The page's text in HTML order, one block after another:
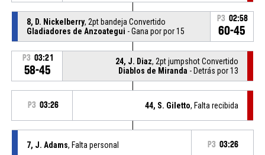
8, D. Nickelberry, 2pt bandeja Convertido
Gladiadores de Anzoategui - Gana por por 15
P3 02:58
60-45
P3 03:21
58-45
24, J. Diaz, 2pt jumpshot Convertido
Diablos de Miranda - Detrás por 13
P3 03:26 44, S. Giletto, Falta recibida
7, J. Adams, Falta personal P3 03:26